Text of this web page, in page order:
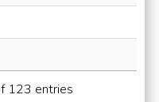
123 entries